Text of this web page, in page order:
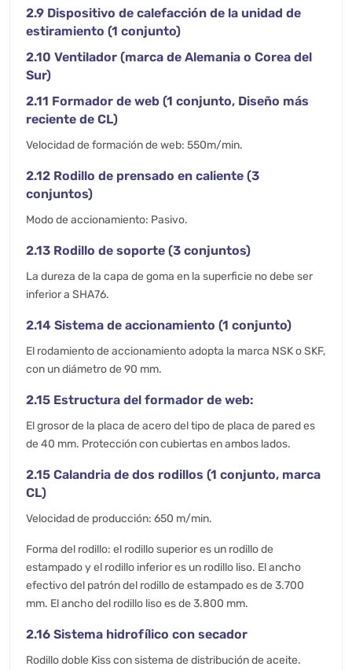
2.9 Dispositivo de calefacción de la unidad de
estiramiento (1 conjunto)
2.10 Ventilador (marca de Alemania o Corea del
Sur)
2.11 Formador de web (1 conjunto, Diseño más
reciente de CL)
Velocidad de formación de web: 550m/min.
2.12 Rodillo de prensado en caliente (3
conjuntos)
Modo de accionamiento: Pasivo.
2.13 Rodillo de soporte (3 conjuntos)
La dureza de la capa de goma en la superficie no debe ser
inferior a SHA76.
2.14 Sistema de accionamiento (1 conjunto)
El rodamiento de accionamiento adopta la marca NSK o SKF,
con un diámetro de 90 mm.
2.15 Estructura del formador de web:
El grosor de la placa de acero del tipo de placa de pared es
de 40 mm. Protección con cubiertas en ambos lados.
2.15 Calandria de dos rodillos (1 conjunto, marca
CL)
Velocidad de producción: 650 m/min.
Forma del rodillo: el rodillo superior es un rodillo de
estampado y el rodillo inferior es un rodillo liso. El ancho
efectivo del patrón del rodillo de estampado es de 3.700
mm. El ancho del rodillo liso es de 3.800 mm.
2.16 Sistema hidrofílico con secador
Rodillo doble Kiss con sistema de distribución de aceite.